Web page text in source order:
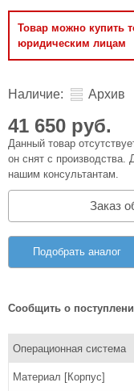
Товар можно купить
юридическим лицам
Наличие: Архив
41 650 руб.
Данный товар
он снят с производства.
нашим консультантам.
Заказ
Подобрать аналог
Сообщить о
Операционная система
Материал [Корпус]